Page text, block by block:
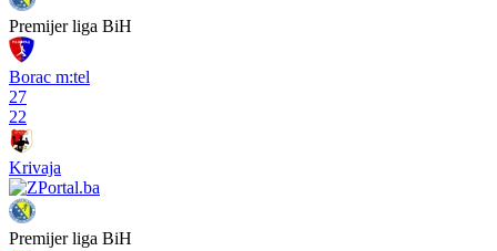
Premijer liga BiH
Borac m:tel
27
22
Krivaja
Premijer liga BiH